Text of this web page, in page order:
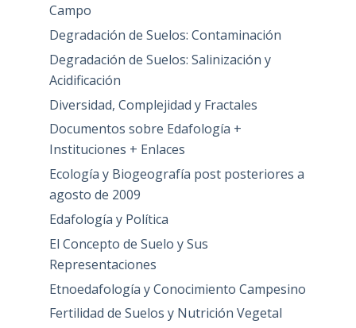
Campo
Degradación de Suelos: Contaminación
Degradación de Suelos: Salinización y
Acidificación
Diversidad, Complejidad y Fractales
Documentos sobre Edafología +
Instituciones + Enlaces
Ecología y Biogeografía post posteriores a
agosto de 2009
Edafología y Política
El Concepto de Suelo y Sus
Representaciones
Etnoedafología y Conocimiento Campesino
Fertilidad de Suelos y Nutrición Vegetal